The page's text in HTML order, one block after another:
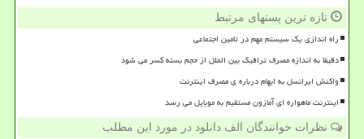
تازه ترین پستهای مرتبط
راه اندازی یک سیستم مهم در تامین اجتماعی
دقیقا به اندازه مصرف ترافیک بین الملل از حجم بسته کسر می شود
واکنش ایرانسل به ابهام درباره ی مصرف اینترنت
اینترنت ماهواره ای آمازون مستقیم به موبایل می رسد
نظرات خوانندگان الف دانلود در مورد این مطلب